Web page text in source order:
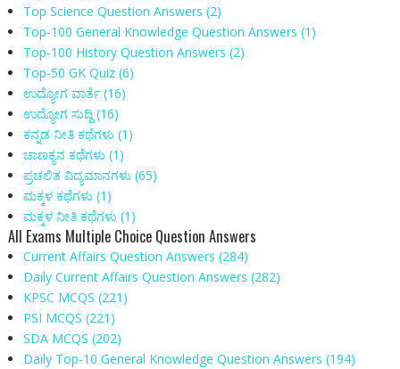
Top Science Question Answers(2)
Top-100 General Knowledge Question Answers(1)
Top-100 History Question Answers(2)
Top-50 GK Quiz(6)
ಉದ್ಯೋಗ ವಾರ್ತೆ(16)
ಉದ್ಯೋಗ ಸುದ್ದಿ(16)
ಕನ್ನಡ ನೀತಿ ಕಥೆಗಳು(1)
ಚಾಣಕ್ಯನ ಕಥೆಗಳು(1)
ಪ್ರಚಲಿತ ವಿದ್ಯಮಾನಗಳು(65)
ಮಕ್ಕಳ‌ ಕಥೆಗಳು(1)
ಮಕ್ಕಳ ನೀತಿ ಕಥೆಗಳು(1)
All Exams Multiple Choice Question Answers
Current Affairs Question Answers(284)
Daily Current Affairs Question Answers(282)
KPSC MCQS(221)
PSI MCQS(221)
SDA MCQS(202)
Daily Top-10 General Knowledge Question Answers(194)